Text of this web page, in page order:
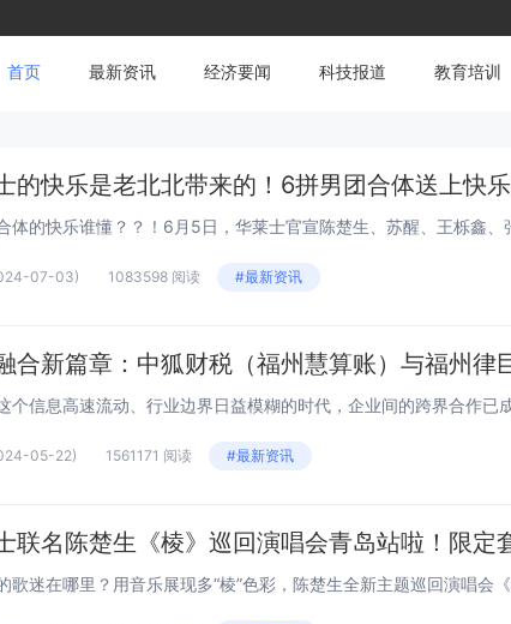
首页 最新资讯 经济要闻 科技报道 教育培训
的快乐是老北北带来的！6拼男团合体送上快
07-03) 1083598 阅读 #最新资讯
合新篇章：中狐财税（福州慧算账）与福州律
05-22) 1561171 阅读 #最新资讯